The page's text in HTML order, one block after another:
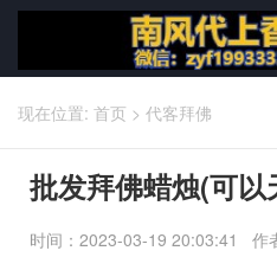
现在位置: 首页 > 代客拜佛
批发拜佛蜡烛(可
时间：2023-03-19 20:03:41 作